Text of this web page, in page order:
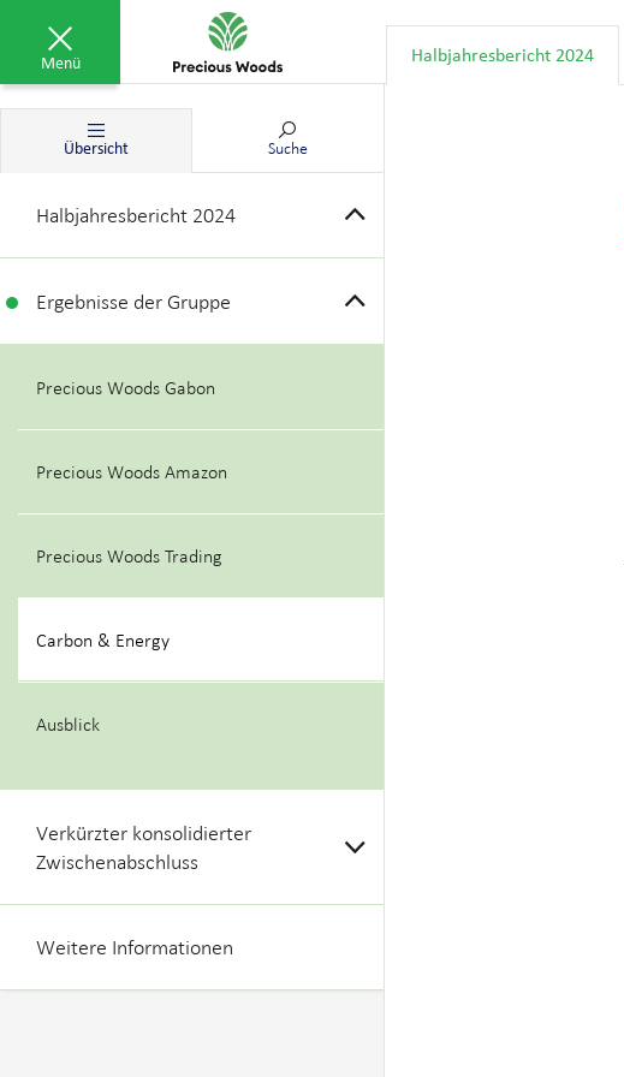
Menü Halbjahresbericht 2024
Übersicht Suche
Halbjahresbericht 2024
Ergebnisse der Gruppe
Precious Woods Gabon
Precious Woods Amazon
Precious Woods Trading
Carbon & Energy
Ausblick
Verkürzter konsolidierter
Zwischenabschluss
Weitere Informationen